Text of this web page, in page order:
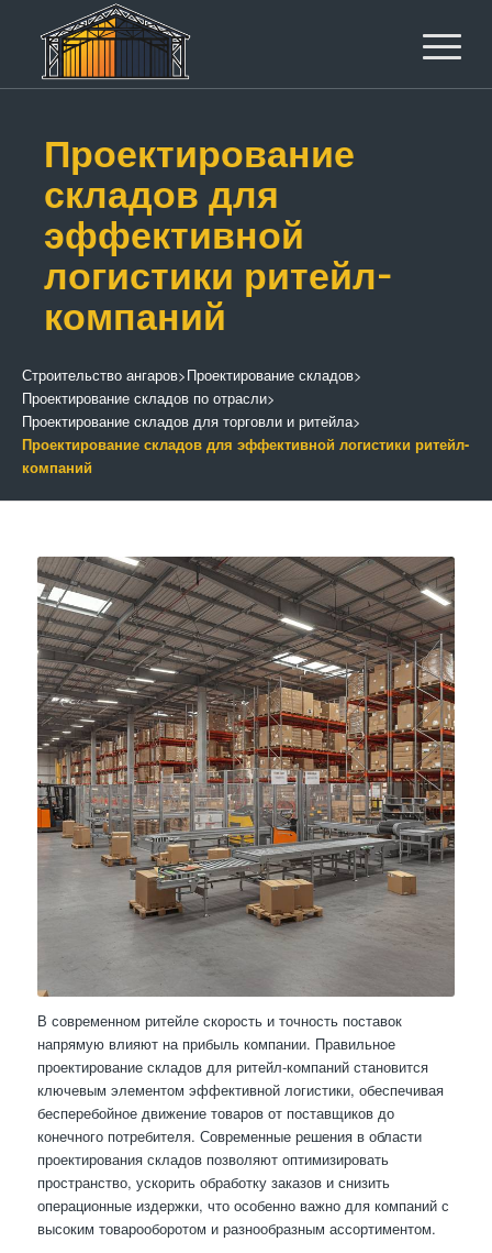
Проектирование
складов для
эффективной
логистики ритейл-
компаний
Строительство ангаров>Проектирование складов>
Проектирование складов по отрасли>
Проектирование складов для торговли и ритейла>
Проектирование складов для эффективной логистики ритейл-
компаний
В современном ритейле скорость и точность поставок
напрямую влияют на прибыль компании. Правильное
проектирование складов для ритейл-компаний становится
ключевым элементом эффективной логистики, обеспечивая
бесперебойное движение товаров от поставщиков до
конечного потребителя. Современные решения в области
проектирования складов позволяют оптимизировать
пространство, ускорить обработку заказов и снизить
операционные издержки, что особенно важно для компаний с
высоким товарооборотом и разнообразным ассортиментом.